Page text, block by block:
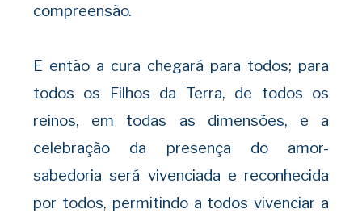
compreensão.
E então a cura chegará para todos; para
todos os Filhos da Terra, de todos os
reinos, em todas as dimensões, e a
celebração da presença do amor-
sabedoria será vivenciada e reconhecida
por todos, permitindo a todos vivenciar a